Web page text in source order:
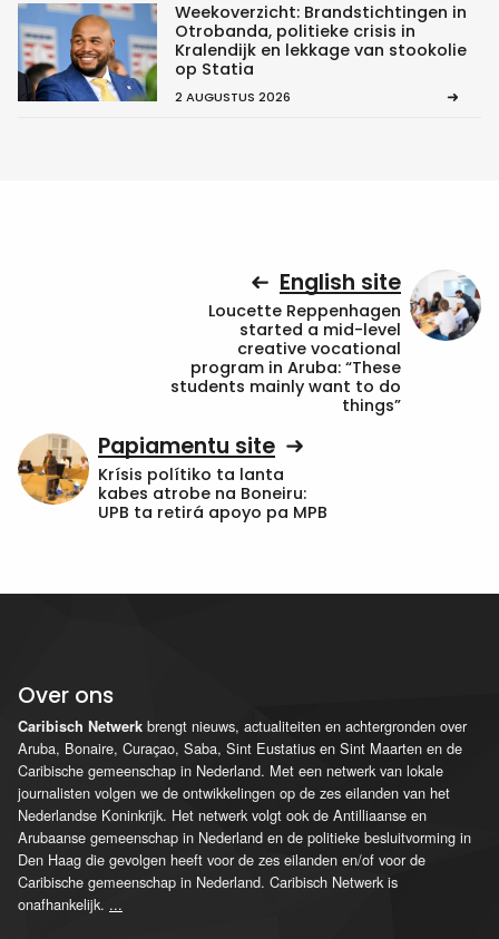
Weekoverzicht: Brandstichtingen in
Otrobanda, politieke crisis in
Kralendijk en lekkage van stookolie
op Statia
2 AUGUSTUS 2026
English site
Loucette Reppenhagen
started a mid-level
creative vocational
program in Aruba: “These
students mainly want to do
things”
Papiamentu site
Krísis polítiko ta lanta
kabes atrobe na Boneiru:
UPB ta retirá apoyo pa MPB
Over ons
Caribisch Netwerk brengt nieuws, actualiteiten en achtergronden over
Aruba, Bonaire, Curaçao, Saba, Sint Eustatius en Sint Maarten en de
Caribische gemeenschap in Nederland. Met een netwerk van lokale
journalisten volgen we de ontwikkelingen op de zes eilanden van het
Nederlandse Koninkrijk. Het netwerk volgt ook de Antilliaanse en
Arubaanse gemeenschap in Nederland en de politieke besluitvorming in
Den Haag die gevolgen heeft voor de zes eilanden en/of voor de
Caribische gemeenschap in Nederland. Caribisch Netwerk is
onafhankelijk. ...